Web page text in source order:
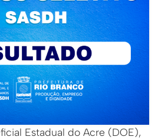
Estadual do Acre (DOE),